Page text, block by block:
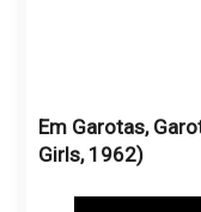
Em Garotas,
Girls, 1962)